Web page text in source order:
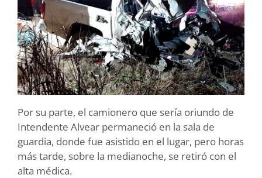
Por su parte, el camionero que sería oriundo de
Intendente Alvear permaneció en la sala de
guardia, donde fue asistido en el lugar, pero horas
más tarde, sobre la medianoche, se retiró con el
alta médica.